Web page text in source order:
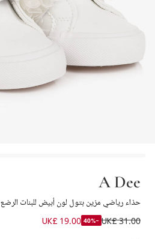
A Dee
حذاء رياضي مزين بتول لون أبيض للبنات الرضع
UK£ 31.00
-40%
UK£ 19.00